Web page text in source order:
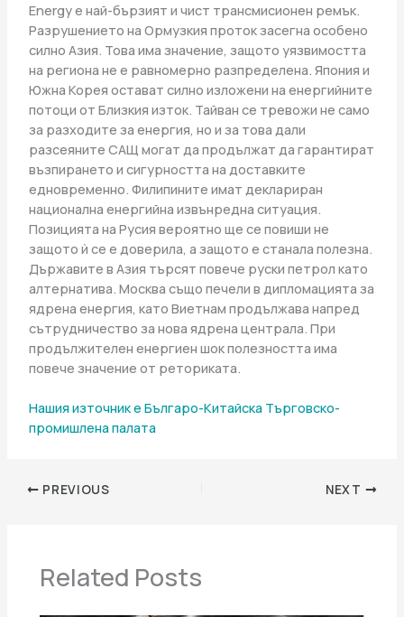
Energy е най-бързият и чист трансмисионен ремък.
Разрушението на Ормузкия проток засегна особено
силно Азия. Това има значение, защото уязвимостта
на региона не е равномерно разпределена. Япония и
Южна Корея остават силно изложени на енергийните
потоци от Близкия изток. Тайван се тревожи не само
за разходите за енергия, но и за това дали
разсеяните САЩ могат да продължат да гарантират
възпирането и сигурността на доставките
едновременно. Филипините имат деклариран
национална енергийна извънредна ситуация.
Позицията на Русия вероятно ще се повиши не
защото ѝ се е доверила, а защото е станала полезна.
Държавите в Азия търсят повече руски петрол като
алтернатива. Москва също печели в дипломацията за
ядрена енергия, като Виетнам продължава напред
сътрудничество за нова ядрена централа. При
продължителен енергиен шок полезността има
повече значение от реториката.
Нашия източник е Българо-Китайска Търговско-
промишлена палaта
PREVIOUS NEXT
Related Posts